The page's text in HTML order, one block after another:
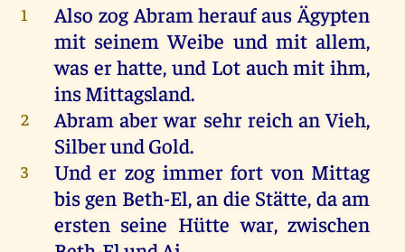
1 Also zog Abram heraufausÄgypten
mit seinemWeibe und mit allem,
was er hatte, und Lotauch mit ihm,
insMittagsland.
2 Abram aber war sehr reichanVieh,
SilberundGold.
3 Und er zogimmerfort von Mittag
bis gen Beth-El, an die Stätte, da am
erstenseine Hütte war, zwischen